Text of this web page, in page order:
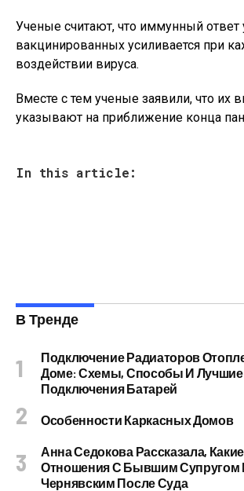
Ученые считают, что иммунный ответ
вакцинированных усиливается при
воздействии вируса.
Вместе с тем ученые заявили, что их
указывают на приближение конца
In this article:
В Тренде
Подключение Радиаторов
Доме: Схемы, Способы И
Подключения Батарей
Особенности Каркасных Домов
Анна Седокова Рассказала,
Отношения С Бывшим Супругом
Чернявским После Суда